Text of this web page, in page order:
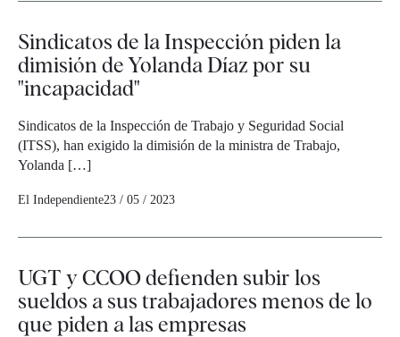
Sindicatos de la Inspección piden la
dimisión de Yolanda Díaz por su
"incapacidad"
Sindicatos de la Inspección de Trabajo y Seguridad Social
(ITSS), han exigido la dimisión de la ministra de Trabajo,
Yolanda […]
El Independiente23 / 05 / 2023
UGT y CCOO defienden subir los
sueldos a sus trabajadores menos de lo
que piden a las empresas